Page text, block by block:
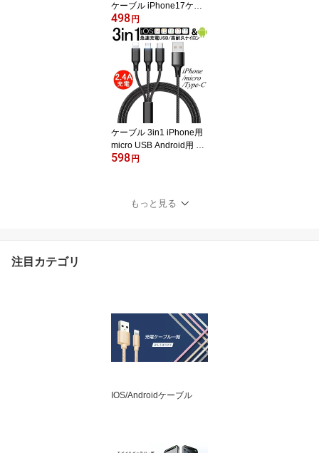
ケーブル iPhone17ケー
ブル USB Type-C Micro
USBケーブル 3in1充電ケ
ーブル 超小型 ストラッ
Phone16/15 Air 17Pro 1
7ProMax 充電ケーブル
ナイロンケーブル iPhon
e用 Android用 送料無料
【PL保険加入済み製品・
安心】
498 円
ケーブル 3in1 iPhone用
micro USB Android用 Ty
pe-C iPhone17ケーブル
ッテリー iPhone16/15 Ai
r 17Pro 17ProMax 充電
598 円
もっと見る
注目カテゴリ
IOS/Androidケーブル